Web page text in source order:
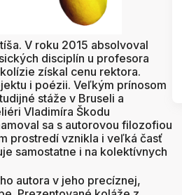
V roku 2015 absolvoval
disciplín u profesora
získal cenu rektora.
i poézii. Veľkým prínosom
stáže v Bruseli a
Vladimíra Škodu
sa s autorovou filozofiou
prostredí vznikla i veľká časť
samostatne i na kolektívnych
autora v jeho precíznej,